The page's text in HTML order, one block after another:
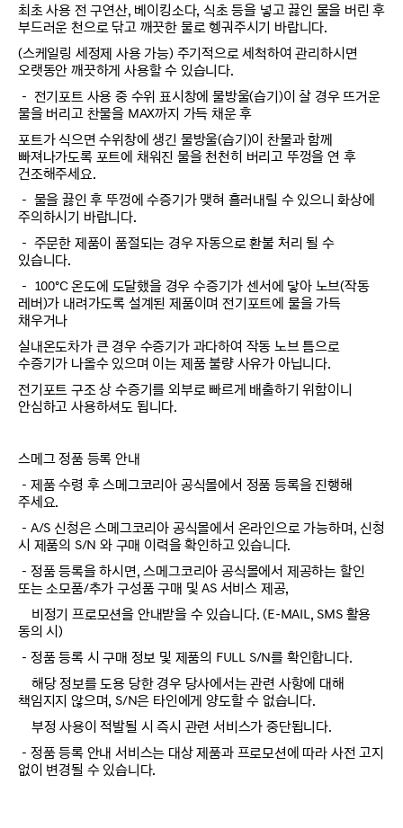
최초 사용 전 구연산, 베이킹소다, 식초 등을 넣고 끓인 물을 버린 후
부드러운 천으로 닦고 깨끗한 물로 헹궈주시기 바랍니다.
(스케일링 세정제 사용 가능) 주기적으로 세척하여 관리하시면
오랫동안 깨끗하게 사용할 수 있습니다.
－ 전기포트 사용 중 수위 표시창에 물방울(습기)이 찰 경우 뜨거운
물을 버리고 찬물을 MAX까지 가득 채운 후
포트가 식으면 수위창에 생긴 물방울(습기)이 찬물과 함께
빠져나가도록 포트에 채워진 물을 천천히 버리고 뚜껑을 연 후
건조해주세요.
－ 물을 끓인 후 뚜껑에 수증기가 맺혀 흘러내릴 수 있으니 화상에
주의하시기 바랍니다.
－ 주문한 제품이 품절되는 경우 자동으로 환불 처리 될 수
있습니다.
－ 100ºC 온도에 도달했을 경우 수증기가 센서에 닿아 노브(작동
레버)가 내려가도록 설계된 제품이며 전기포트에 물을 가득
채우거나
실내온도차가 큰 경우 수증기가 과다하여 작동 노브 틈으로
수증기가 나올수 있으며 이는 제품 불량 사유가 아닙니다.
전기포트 구조 상 수증기를 외부로 빠르게 배출하기 위함이니
안심하고 사용하셔도 됩니다.
스메그 정품 등록 안내
－제품 수령 후 스메그코리아 공식몰에서 정품 등록을 진행해
주세요.
－A/S 신청은 스메그코리아 공식몰에서 온라인으로 가능하며, 신청
시 제품의 S/N 와 구매 이력을 확인하고 있습니다.
－정품 등록을 하시면, 스메그코리아 공식몰에서 제공하는 할인
또는 소모품/추가 구성품 구매 및 AS 서비스 제공,
비정기 프로모션을 안내받을 수 있습니다. (E-MAIL, SMS 활용
동의 시)
－정품 등록 시 구매 정보 및 제품의 FULL S/N를 확인합니다.
해당 정보를 도용 당한 경우 당사에서는 관련 사항에 대해
책임지지 않으며, S/N은 타인에게 양도할 수 없습니다.
부정 사용이 적발될 시 즉시 관련 서비스가 중단됩니다.
－정품 등록 안내 서비스는 대상 제품과 프로모션에 따라 사전 고지
없이 변경될 수 있습니다.